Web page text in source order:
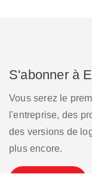
S'abonner à
Vous serez le
l'entreprise, des
des versions de
plus encore.